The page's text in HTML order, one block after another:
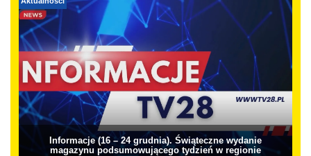
Informacje (16 – 24 grudnia). Świąteczne wydanie
magazynu podsumowującego tydzień w regionie